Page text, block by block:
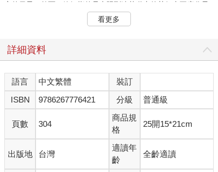
定的日子。然而，節氣指的是太陽到達黃道上的某個十五度分界
點，並以下一個節氣作為終點。換句話說，節氣代表的是一個範
圍，而不是特定指某一天。因此，日曆上所標記的日期，實際上
地風土氣候，成為農事與生活的重要依據。在韓國，由朝鮮時代
的世宗大王編纂了集天文學大成的曆法書《七政算》，進一步修
訂節氣，使其更加符合漢陽（今首爾）的地理與氣候。而台灣使
用的節氣制度來自中國清朝的「時憲曆」，後來在民國時期進一
步標準化。二十四節氣的時間與名稱在台灣與韓國基本一致，但
由於緯度與氣候不同，對節氣的體驗與解讀有所差異。
──Chapter 1 春，在春雨中甦醒的季節
看更多
詳細資料
語言 中文繁體
裝訂
ISBN
9786267776421 分級 普通級
頁數 304
商品規
格
25開15*21cm
出版地 台灣
適讀年
齡
全齡適讀